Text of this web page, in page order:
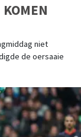
niet
de oersaaie